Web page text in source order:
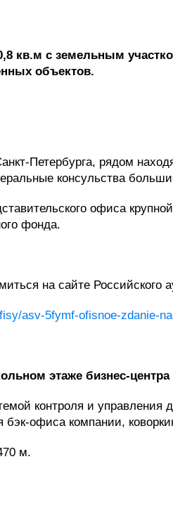
кв.м с земельным
объектов.
Петербурга, рядом
консульства
офиса
фонда.
на сайте Российского
asv-5fymf-ofisnoe-zdanie-
этаже бизнес-центра
контроля и управления
офиса компании,
м.